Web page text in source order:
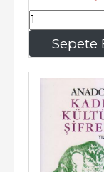
Sepete
266